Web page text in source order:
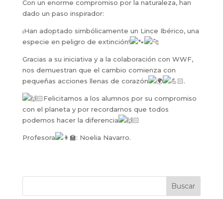
Con un enorme compromiso por la naturaleza, han
dado un paso inspirador:
¡Han adoptado simbólicamente un Lince Ibérico, una
especie en peligro de extinción!
Gracias a su iniciativa y a la colaboración con WWF,
nos demuestran que el cambio comienza con
pequeñas acciones llenas de corazón
.
Felicitamos a los alumnos por su compromiso
con el planeta y por recordarnos que todos
podemos hacer la diferencia
Profesora : Noelia Navarro.
Buscar